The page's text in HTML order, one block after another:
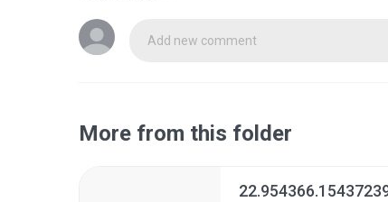
Add new comment
More from this folder